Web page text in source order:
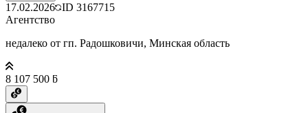
17.02.2026 ID 3167715
Агентство
недалеко от гп. Радошковичи, Минская область
8 107 500 ƃ